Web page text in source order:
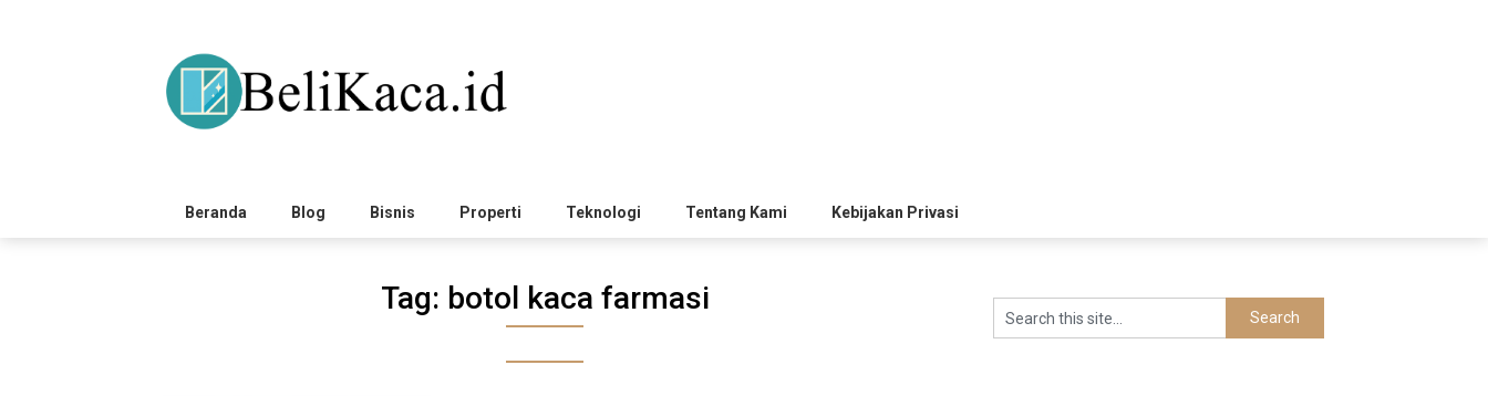
Beranda Blog Bisnis Properti Teknologi Tentang Kami Kebijakan Privasi
Tag: botol kaca farmasi